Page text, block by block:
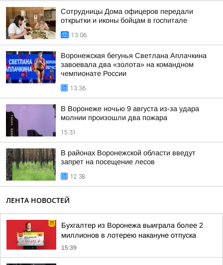
Сотрудницы Дома офицеров передали
открытки и иконы бойцам в госпитале
13:06
Воронежская бегунья Светлана Аплачкина
завоевала два «золота» на командном
чемпионате России
13:36
В Воронеже ночью 9 августа из-за удара
молнии произошли два пожара
15:31
В районах Воронежской области введут
запрет на посещение лесов
12:38
ЛЕНТА НОВОСТЕЙ
Бухгалтер из Воронежа выиграла более 2
миллионов в лотерею накануне отпуска
15:39